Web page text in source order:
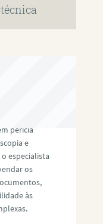
perícia
e
especialista
os
às